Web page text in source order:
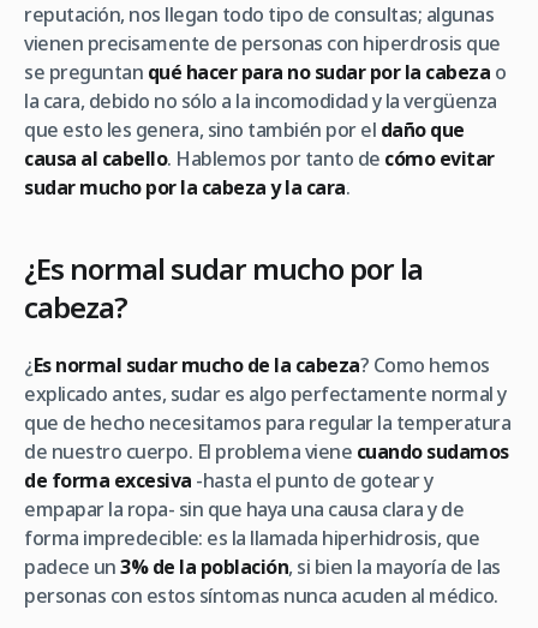
reputación, nos llegan todo tipo de consultas; algunas
vienen precisamente de personas con hiperdrosis que
se preguntan qué hacer para no sudar por la cabeza o
la cara, debido no sólo a la incomodidad y la vergüenza
que esto les genera, sino también por el daño que
causa al cabello. Hablemos por tanto de cómo evitar
sudar mucho por la cabeza y la cara.
¿Es normal sudar mucho por la
cabeza?
¿Es normal sudar mucho de la cabeza? Como hemos
explicado antes, sudar es algo perfectamente normal y
que de hecho necesitamos para regular la temperatura
de nuestro cuerpo. El problema viene cuando sudamos
de forma excesiva -hasta el punto de gotear y
empapar la ropa- sin que haya una causa clara y de
forma impredecible: es la llamada hiperhidrosis, que
padece un3% de la población, si bien la mayoría de las
personas con estos síntomas nunca acuden al médico.